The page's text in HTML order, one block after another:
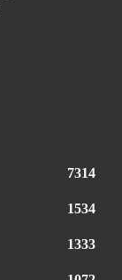
7314
1534
1333